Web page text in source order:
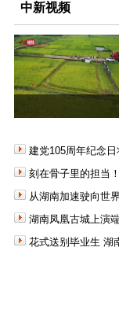
中新视频
建党105周年纪念
刻在骨子里的担当
从湖南加速驶向世
湖南凤凰古城上演
花式送别毕业生